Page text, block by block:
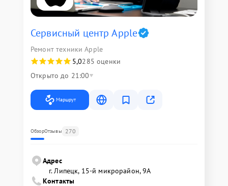
Сервисный центр Apple
Ремонт техники Apple
5,0285 оценки
Открыто до 21:00
Маршрут
ОбзорОтзывы 270
Адрес
г. Липецк, 15-й микрорайон, 9А
Контакты